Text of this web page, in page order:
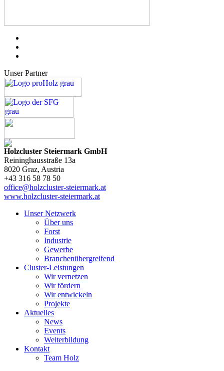
Unser Partner
Holzcluster Steiermark GmbH
Reininghausstraße 13a
8020 Graz, Austria
+43 316 58 78 50
office@holzcluster-steiermark.at
www.holzcluster-steiermark.at
Unser Netzwerk
Über uns
Forst
Industrie
Gewerbe
Branchenübergreifend
Cluster-Leistungen
Wir vernetzen
Wir fördern
Wir entwickeln
Projekte
Aktuelles
News
Events
Weiterbildung
Kontakt
Team Holz